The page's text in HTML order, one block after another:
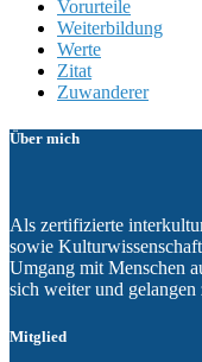
Vorurteile
Weiterbildung
Werte
Zitat
Zuwanderer
Über mich
Als zertifizierte
sowie
Umgang mit Menschen
sich weiter und
Mitglied